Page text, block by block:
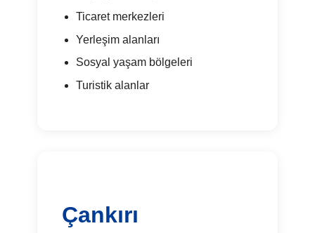
Ticaret merkezleri
Yerleşim alanları
Sosyal yaşam bölgeleri
Turistik alanlar
Çankırı